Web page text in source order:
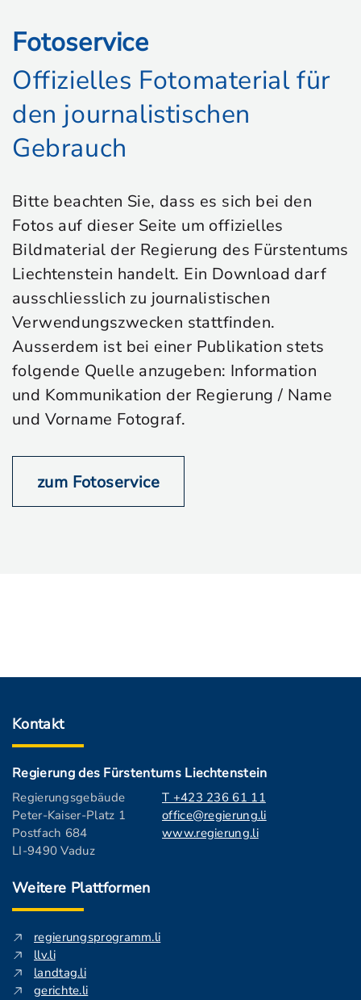
Fotoservice
Offizielles Fotomaterial für
den journalistischen
Gebrauch
Bitte beachten Sie, dass es sich bei den
Fotos auf dieser Seite um offizielles
Bildmaterial der Regierung des Fürstentums
Liechtenstein handelt. Ein Download darf
ausschliesslich zu journalistischen
Verwendungszwecken stattfinden.
Ausserdem ist bei einer Publikation stets
folgende Quelle anzugeben: Information
und Kommunikation der Regierung / Name
und Vorname Fotograf.
zum Fotoservice
Kontakt
Regierung des Fürstentums Liechtenstein
Regierungsgebäude
Peter-Kaiser-Platz 1
Postfach 684
LI-9490 Vaduz
T +423 236 61 11
office@regierung.li
www.regierung.li
Weitere Plattformen
regierungsprogramm.li
llv.li
landtag.li
gerichte.li